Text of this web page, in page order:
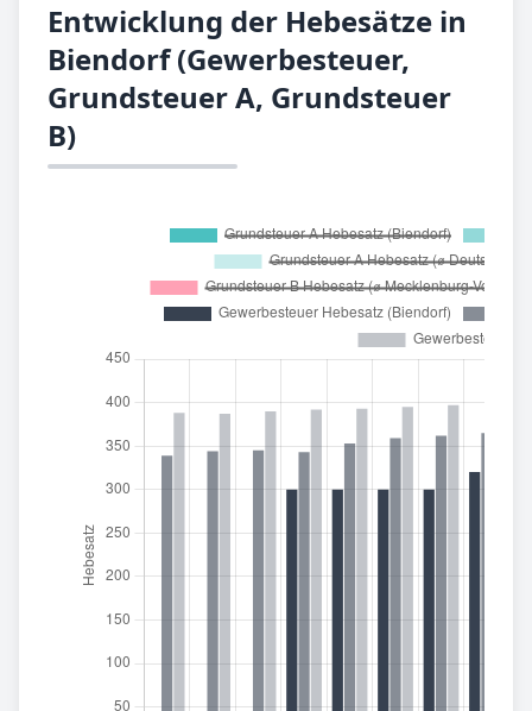
Entwicklung der Hebesätze in
Biendorf (Gewerbesteuer,
Grundsteuer A, Grundsteuer
B)